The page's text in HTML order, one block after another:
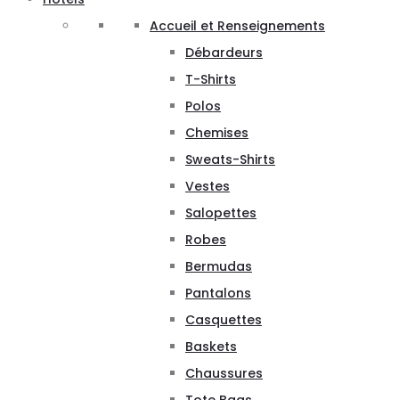
Accueil et Renseignements
Débardeurs
T-Shirts
Polos
Chemises
Sweats-Shirts
Vestes
Salopettes
Robes
Bermudas
Pantalons
Casquettes
Baskets
Chaussures